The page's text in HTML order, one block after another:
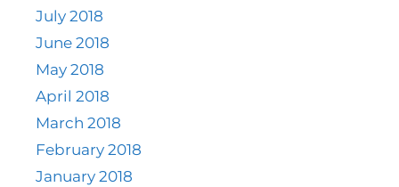
July 2018
June 2018
May 2018
April 2018
March 2018
February 2018
January 2018